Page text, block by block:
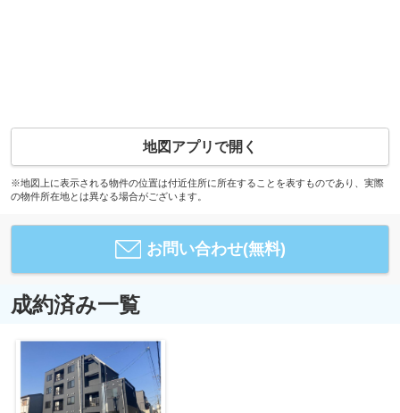
地図アプリで開く
※地図上に表示される物件の位置は付近住所に所在することを表すものであり、実際
の物件所在地とは異なる場合がございます。
お問い合わせ(無料)
成約済み一覧